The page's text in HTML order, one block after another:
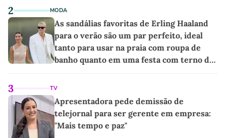
2 MODA
As sandálias favoritas de Erling Haaland
para o verão são um par perfeito, ideal
tanto para usar na praia com roupa de
banho quanto em uma festa com terno de
3 TV
Apresentadora pede demissão de
telejornal para ser gerente em empresa:
"Mais tempo e paz"